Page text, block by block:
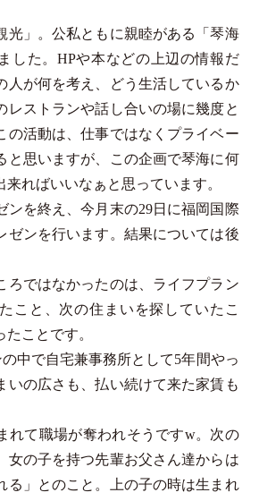
光」。公私ともに親睦がある「琴海
した。HPや本などの上辺の情報だ
人が何を考え、どう生活しているか
レストランや話し合いの場に幾度と
の活動は、仕事ではなくプライベー
と思いますが、この企画で琴海に何
ればいいなぁと思っています。
ンを終え、今月末の29日に福岡国際
ゼンを行います。結果については後
ろではなかったのは、ライフプラン
こと、次の住まいを探していたこ
ことです。
中で自宅兼事務所として5年間やっ
いの広さも、払い続けて来た家賃も
れて職場が奪われそうですw。次の
女の子を持つ先輩お父さん達からは
る」とのこと。上の子の時は生まれ